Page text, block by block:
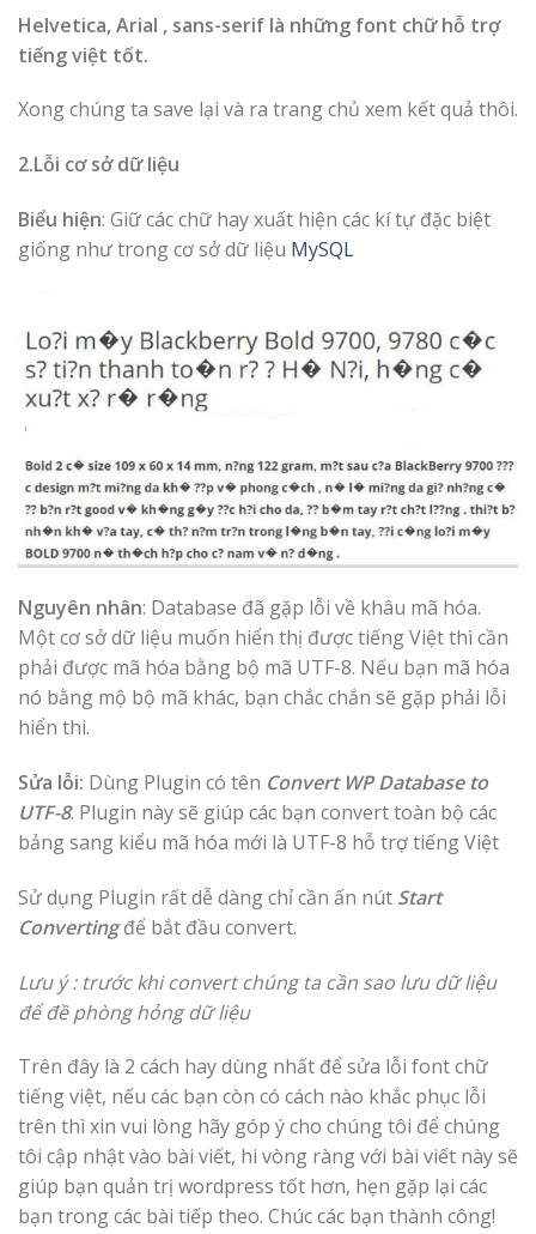
Helvetica, Arial , sans-serif là những font chữ hỗ trợ
tiếng việt tốt.
Xong chúng ta save lại và ra trang chủ xem kết quả thôi.
2.Lỗi cơ sở dữ liệu
Biểu hiện: Giữ các chữ hay xuất hiện các kí tự đặc biệt
giống như trong cơ sở dữ liệu MySQL
Nguyên nhân: Database đã gặp lỗi về khâu mã hóa.
Một cơ sở dữ liệu muốn hiển thị được tiếng Việt thì cần
phải được mã hóa bằng bộ mã UTF-8. Nếu bạn mã hóa
nó bằng mộ bộ mã khác, bạn chắc chắn sẽ gặp phải lỗi
hiển thi.
Sửa lỗi: Dùng Plugin có tên Convert WP Database to
UTF-8. Plugin này sẽ giúp các bạn convert toàn bộ các
bảng sang kiểu mã hóa mới là UTF-8 hỗ trợ tiếng Việt
Sử dụng Plugin rất dễ dàng chỉ cần ấn nút Start
Convertingđể bắt đầu convert.
Lưu ý : trước khi convert chúng ta cần sao lưu dữ liệu
để đề phòng hỏng dữ liệu
Trên đây là 2 cách hay dùng nhất để sửa lỗi font chữ
tiếng việt, nếu các bạn còn có cách nào khắc phục lỗi
trên thì xin vui lòng hãy góp ý cho chúng tôi để chúng
tôi cập nhật vào bài viết, hi vòng ràng với bài viết này sẽ
giúp bạn quản trị wordpress tốt hơn, hẹn gặp lại các
bạn trong các bài tiếp theo. Chúc các bạn thành công!